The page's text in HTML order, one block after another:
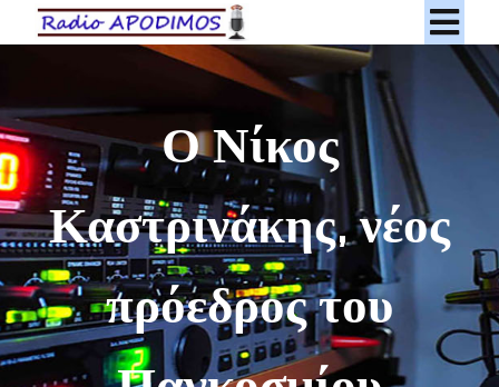
Ο Νίκος
Καστρινάκης, νέος
πρόεδρος του